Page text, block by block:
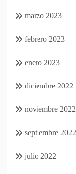
marzo 2023
febrero 2023
enero 2023
diciembre 2022
noviembre 2022
septiembre 2022
julio 2022